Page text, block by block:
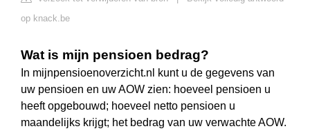
op knack.be
Wat is mijn pensioen bedrag?
In mijnpensioenoverzicht.nl kunt u de gegevens van
uw pensioen en uw AOW zien: hoeveel pensioen u
heeft opgebouwd; hoeveel netto pensioen u
maandelijks krijgt; het bedrag van uw verwachte AOW.